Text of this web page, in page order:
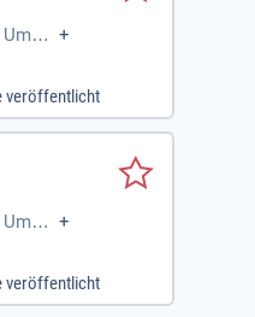
+
veröffentlicht
+
veröffentlicht